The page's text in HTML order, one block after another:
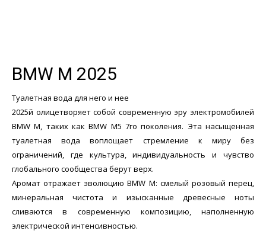
BMW M 2025
Туалетная вода для него и нее
2025й олицетворяет собой современную эру электромобилей
BMW M, таких как BMW M5 7го поколения. Эта насыщенная
туалетная вода воплощает стремление к миру без
ограничений, где культура, индивидуальность и чувство
глобального сообщества берут верх.
Аромат отражает эволюцию BMW M: смелый розовый перец,
минеральная чистота и изысканные древесные ноты
сливаются в современную композицию, наполненную
электрической интенсивностью.